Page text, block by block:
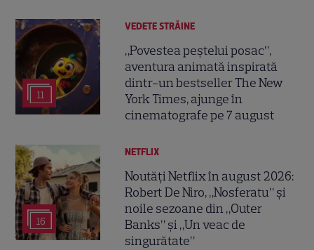
11
VEDETE STRĂINE
„Povestea peștelui posac”,
aventura animată inspirată
dintr-un bestseller The New
York Times, ajunge în
cinematografe pe 7 august
16
NETFLIX
Noutăți Netflix în august 2026:
Robert De Niro, „Nosferatu” și
noile sezoane din „Outer
Banks” și „Un veac de
singurătate”